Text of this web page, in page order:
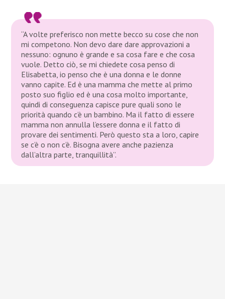
“A volte preferisco non mette becco su cose che non
mi competono. Non devo dare dare approvazioni a
nessuno: ognuno è grande e sa cosa fare e che cosa
vuole. Detto ciò, se mi chiedete cosa penso di
Elisabetta, io penso che è una donna e le donne
vanno capite. Ed è una mamma che mette al primo
posto suo figlio ed è una cosa molto importante,
quindi di conseguenza capisce pure quali sono le
priorità quando c’è un bambino. Ma il fatto di essere
mamma non annulla l’essere donna e il fatto di
provare dei sentimenti. Però questo sta a loro, capire
se c’è o non c’è. Bisogna avere anche pazienza
dall’altra parte, tranquillità”.